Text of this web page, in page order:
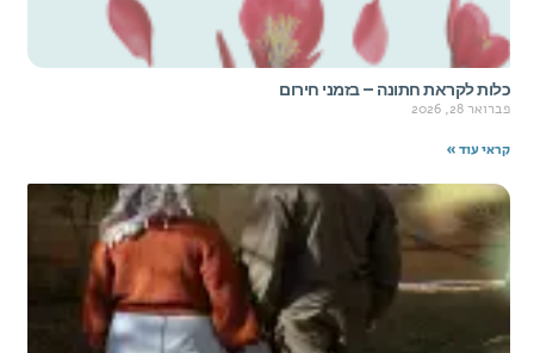
כלות לקראת חתונה – בזמני חירום
פברואר 28, 2026
קראי עוד »